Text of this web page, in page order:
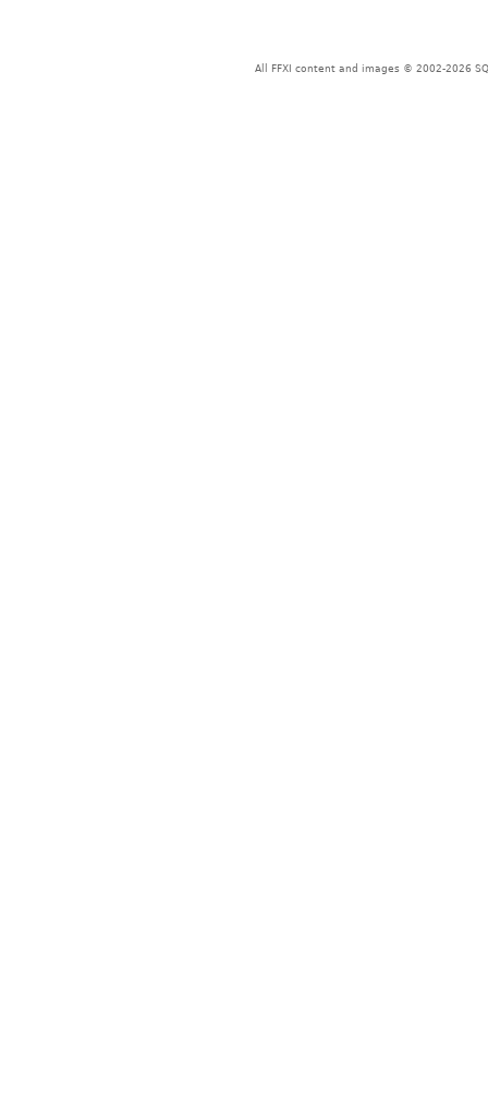
All FFXI content and images © 2002-2026